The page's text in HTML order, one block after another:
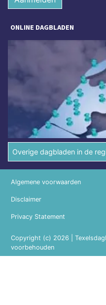
ONLINE DAGBLADEN
Overige dagbladen in de
Copyright (c) 2026 |
voorbehouden
Algemene voorwaarden
Disclaimer
Privacy Statement